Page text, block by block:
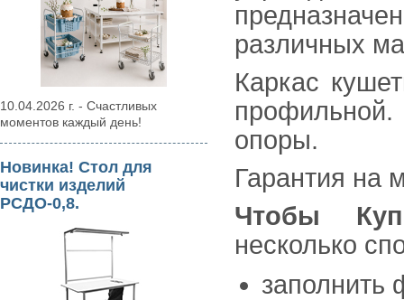
10.04.2026 г. - Счастливых
моментов каждый день!
Новинка! Стол для
чистки изделий
РСДО-0,8.
различных
Каркас
опоры.
Гарантия на
Чтобы
несколько
заполнить